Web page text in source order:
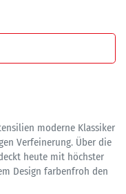
moderne Klassiker
Verfeinerung. Über die
heute mit höchster
Design farbenfroh den